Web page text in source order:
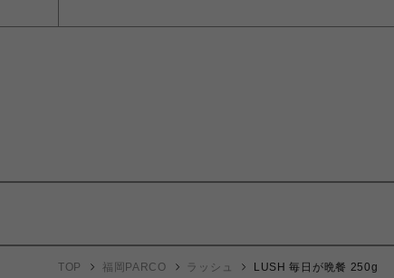
TOP 福岡PARCO ラッシュ LUSH 毎日が晩餐 250g